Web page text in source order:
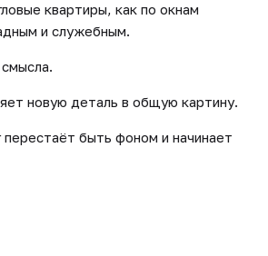
квартиры, как по окнам
и служебным.
новую деталь в общую картину.
быть фоном и начинает